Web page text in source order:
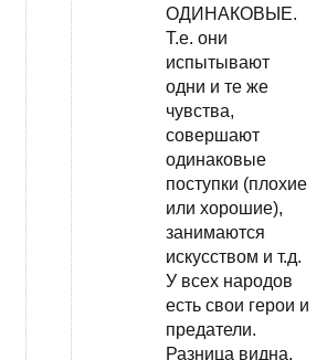
ОДИНАКОВЫЕ.
Т.е. они
испытывают
одни и те же
чувства,
совершают
одинаковые
поступки (плохие
или хорошие),
занимаются
искусством и т.д.
У всех народов
есть свои герои и
предатели.
Разница видна,